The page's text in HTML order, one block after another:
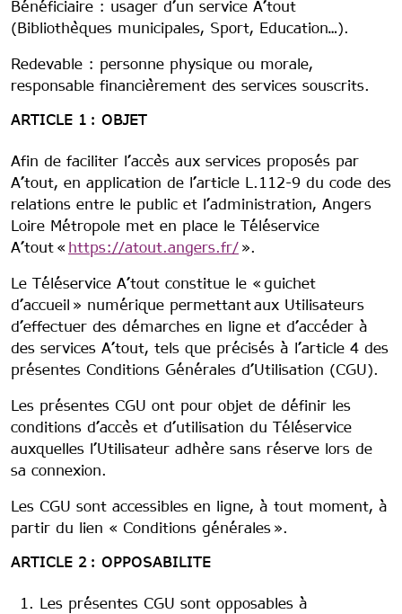
Bénéficiaire : usager d’un service A’tout
(Bibliothèques municipales, Sport, Education…).
Redevable : personne physique ou morale,
responsable financièrement des services souscrits.
ARTICLE 1 : OBJET
Afin de faciliter l’accès aux services proposés par
A’tout, en application de l’article L.112-9 du code des
relations entre le public et l’administration, Angers
Loire Métropole met en place le Téléservice
A’tout « https://atout.angers.fr/ ».
Le Téléservice A’tout constitue le « guichet
d’accueil » numérique permettant aux Utilisateurs
d’effectuer des démarches en ligne et d’accéder à
des services A’tout, tels que précisés à l’article 4 des
présentes Conditions Générales d’Utilisation (CGU).
Les présentes CGU ont pour objet de définir les
conditions d’accès et d’utilisation du Téléservice
auxquelles l’Utilisateur adhère sans réserve lors de
sa connexion.
Les CGU sont accessibles en ligne, à tout moment, à
partir du lien « Conditions générales ».
ARTICLE 2 : OPPOSABILITE
Les présentes CGU sont opposables à